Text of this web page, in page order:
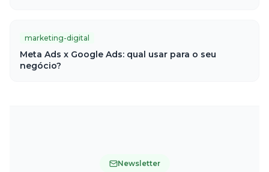
marketing-digital
Meta Ads x Google Ads: qual usar para o seu
negócio?
Newsletter